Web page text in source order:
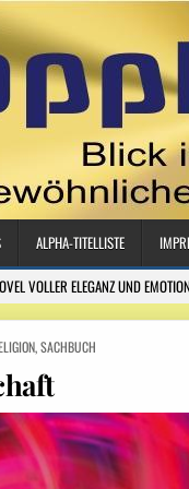
ALPHA-TITELLISTE
VOLLER ELEGANZ UND
,SACHBUCH